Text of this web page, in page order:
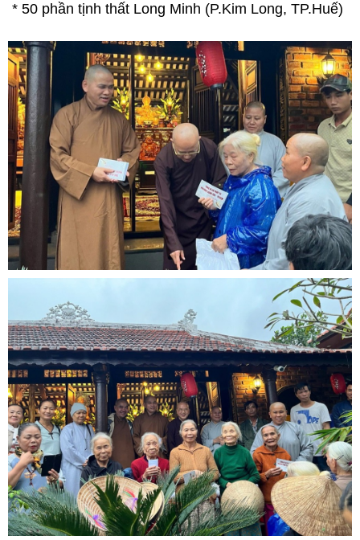
* 50 phần tịnh thất Long Minh (P.Kim Long, TP.Huế)